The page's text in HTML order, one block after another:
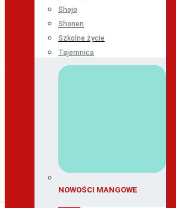
Shojo
Shonen
Szkolne życie
Tajemnica
NOWOŚCI MANGOWE